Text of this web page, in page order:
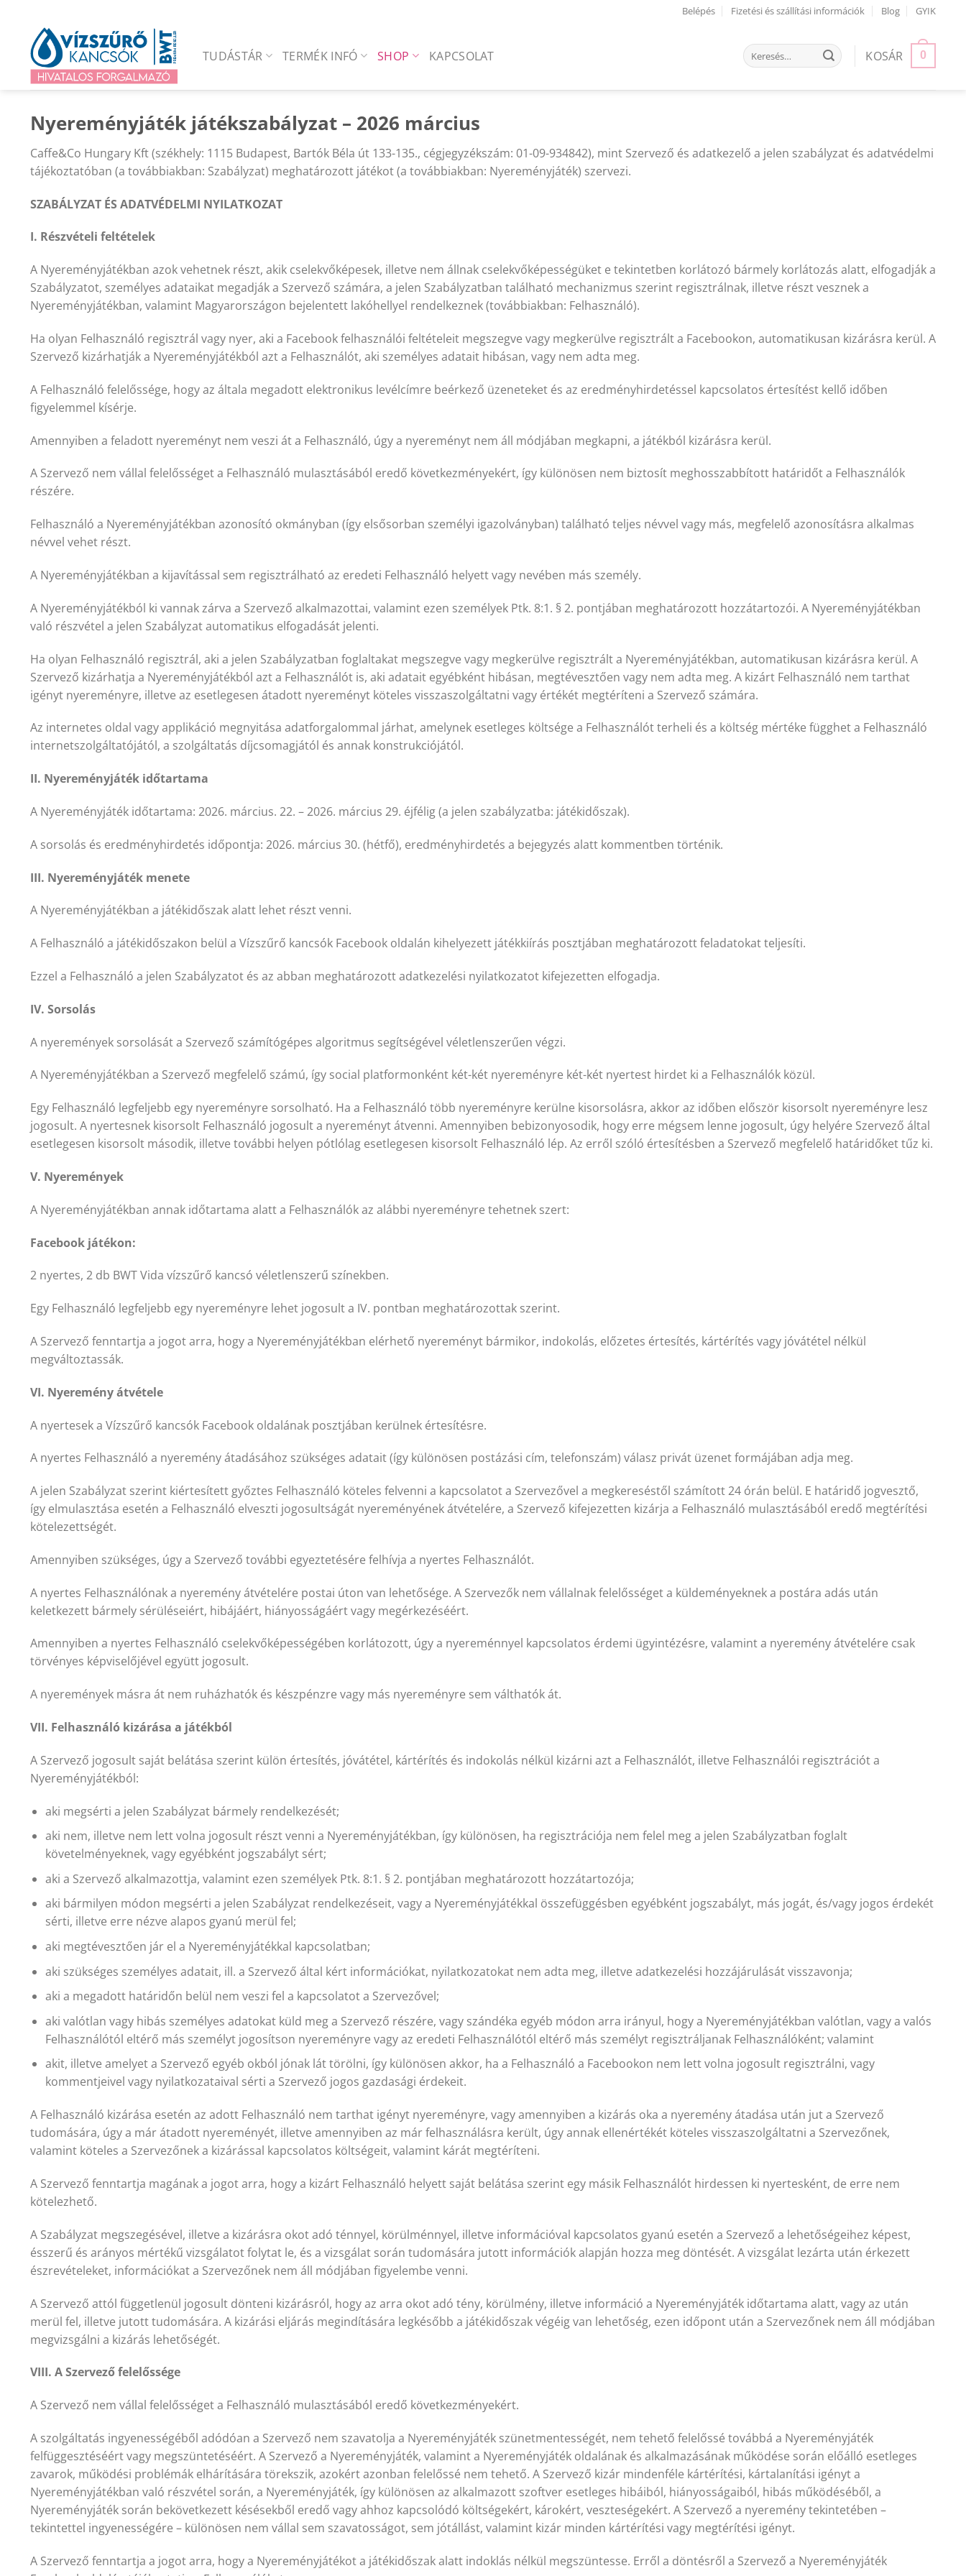
content
Belépés Fizetési és szállítási információk Blog GYIK
TUDÁSTÁR TERMÉK INFÓ SHOP KAPCSOLAT
Keresés
a
KOSÁR 0
Nyereményjáték játékszabályzat – 2026 március
Caffe&Co Hungary Kft (székhely: 1115 Budapest, Bartók Béla út 133-135., cégjegyzékszám: 01-09-934842), mint Szervező és adatkezelő a jelen szabályzat és adatvédelmi
tájékoztatóban (a továbbiakban: Szabályzat) meghatározott játékot (a továbbiakban: Nyereményjáték) szervezi.
SZABÁLYZAT ÉS ADATVÉDELMI NYILATKOZAT
I. Részvételi feltételek
A Nyereményjátékban azok vehetnek részt, akik cselekvőképesek, illetve nem állnak cselekvőképességüket e tekintetben korlátozó bármely korlátozás alatt, elfogadják a
Szabályzatot, személyes adataikat megadják a Szervező számára, a jelen Szabályzatban található mechanizmus szerint regisztrálnak, illetve részt vesznek a
Nyereményjátékban, valamint Magyarországon bejelentett lakóhellyel rendelkeznek (továbbiakban: Felhasználó).
Ha olyan Felhasználó regisztrál vagy nyer, aki a Facebook felhasználói feltételeit megszegve vagy megkerülve regisztrált a Facebookon, automatikusan kizárásra kerül. A
Szervező kizárhatják a Nyereményjátékból azt a Felhasználót, aki személyes adatait hibásan, vagy nem adta meg.
A Felhasználó felelőssége, hogy az általa megadott elektronikus levélcímre beérkező üzeneteket és az eredményhirdetéssel kapcsolatos értesítést kellő időben
figyelemmel kísérje.
Amennyiben a feladott nyereményt nem veszi át a Felhasználó, úgy a nyereményt nem áll módjában megkapni, a játékból kizárásra kerül.
A Szervező nem vállal felelősséget a Felhasználó mulasztásából eredő következményekért, így különösen nem biztosít meghosszabbított határidőt a Felhasználók
részére.
Felhasználó a Nyereményjátékban azonosító okmányban (így elsősorban személyi igazolványban) található teljes névvel vagy más, megfelelő azonosításra alkalmas
névvel vehet részt.
A Nyereményjátékban a kijavítással sem regisztrálható az eredeti Felhasználó helyett vagy nevében más személy.
A Nyereményjátékból ki vannak zárva a Szervező alkalmazottai, valamint ezen személyek Ptk. 8:1. § 2. pontjában meghatározott hozzátartozói. A Nyereményjátékban
való részvétel a jelen Szabályzat automatikus elfogadását jelenti.
Ha olyan Felhasználó regisztrál, aki a jelen Szabályzatban foglaltakat megszegve vagy megkerülve regisztrált a Nyereményjátékban, automatikusan kizárásra kerül. A
Szervező kizárhatja a Nyereményjátékból azt a Felhasználót is, aki adatait egyébként hibásan, megtévesztően vagy nem adta meg. A kizárt Felhasználó nem tarthat
igényt nyereményre, illetve az esetlegesen átadott nyereményt köteles visszaszolgáltatni vagy értékét megtéríteni a Szervező számára.
Az internetes oldal vagy applikáció megnyitása adatforgalommal járhat, amelynek esetleges költsége a Felhasználót terheli és a költség mértéke függhet a Felhasználó
internetszolgáltatójától, a szolgáltatás díjcsomagjától és annak konstrukciójától.
II. Nyereményjáték időtartama
A Nyereményjáték időtartama: 2026. március. 22. – 2026. március 29. éjfélig (a jelen szabályzatba: játékidőszak).
A sorsolás és eredményhirdetés időpontja: 2026. március 30. (hétfő), eredményhirdetés a bejegyzés alatt kommentben történik.
III. Nyereményjáték menete
A Nyereményjátékban a játékidőszak alatt lehet részt venni.
A Felhasználó a játékidőszakon belül a Vízszűrő kancsók Facebook oldalán kihelyezett játékkiírás posztjában meghatározott feladatokat teljesíti.
Ezzel a Felhasználó a jelen Szabályzatot és az abban meghatározott adatkezelési nyilatkozatot kifejezetten elfogadja.
IV. Sorsolás
A nyeremények sorsolását a Szervező számítógépes algoritmus segítségével véletlenszerűen végzi.
A Nyereményjátékban a Szervező megfelelő számú, így social platformonként két-két nyereményre két-két nyertest hirdet ki a Felhasználók közül.
Egy Felhasználó legfeljebb egy nyereményre sorsolható. Ha a Felhasználó több nyereményre kerülne kisorsolásra, akkor az időben először kisorsolt nyereményre lesz
jogosult. A nyertesnek kisorsolt Felhasználó jogosult a nyereményt átvenni. Amennyiben bebizonyosodik, hogy erre mégsem lenne jogosult, úgy helyére Szervező által
esetlegesen kisorsolt második, illetve további helyen pótlólag esetlegesen kisorsolt Felhasználó lép. Az erről szóló értesítésben a Szervező megfelelő határidőket tűz ki.
V. Nyeremények
A Nyereményjátékban annak időtartama alatt a Felhasználók az alábbi nyereményre tehetnek szert:
Facebook játékon:
2 nyertes, 2 db BWT Vida vízszűrő kancsó véletlenszerű színekben.
Egy Felhasználó legfeljebb egy nyereményre lehet jogosult a IV. pontban meghatározottak szerint.
A Szervező fenntartja a jogot arra, hogy a Nyereményjátékban elérhető nyereményt bármikor, indokolás, előzetes értesítés, kártérítés vagy jóvátétel nélkül
megváltoztassák.
VI. Nyeremény átvétele
A nyertesek a Vízszűrő kancsók Facebook oldalának posztjában kerülnek értesítésre.
A nyertes Felhasználó a nyeremény átadásához szükséges adatait (így különösen postázási cím, telefonszám) válasz privát üzenet formájában adja meg.
A jelen Szabályzat szerint kiértesített győztes Felhasználó köteles felvenni a kapcsolatot a Szervezővel a megkereséstől számított 24 órán belül. E határidő jogvesztő,
így elmulasztása esetén a Felhasználó elveszti jogosultságát nyereményének átvételére, a Szervező kifejezetten kizárja a Felhasználó mulasztásából eredő megtérítési
kötelezettségét.
Amennyiben szükséges, úgy a Szervező további egyeztetésére felhívja a nyertes Felhasználót.
A nyertes Felhasználónak a nyeremény átvételére postai úton van lehetősége. A Szervezők nem vállalnak felelősséget a küldeményeknek a postára adás után
keletkezett bármely sérüléseiért, hibájáért, hiányosságáért vagy megérkezéséért.
Amennyiben a nyertes Felhasználó cselekvőképességében korlátozott, úgy a nyereménnyel kapcsolatos érdemi ügyintézésre, valamint a nyeremény átvételére csak
törvényes képviselőjével együtt jogosult.
A nyeremények másra át nem ruházhatók és készpénzre vagy más nyereményre sem válthatók át.
VII. Felhasználó kizárása a játékból
A Szervező jogosult saját belátása szerint külön értesítés, jóvátétel, kártérítés és indokolás nélkül kizárni azt a Felhasználót, illetve Felhasználói regisztrációt a
Nyereményjátékból:
aki megsérti a jelen Szabályzat bármely rendelkezését;
aki nem, illetve nem lett volna jogosult részt venni a Nyereményjátékban, így különösen, ha regisztrációja nem felel meg a jelen Szabályzatban foglalt
követelményeknek, vagy egyébként jogszabályt sért;
aki a Szervező alkalmazottja, valamint ezen személyek Ptk. 8:1. § 2. pontjában meghatározott hozzátartozója;
aki bármilyen módon megsérti a jelen Szabályzat rendelkezéseit, vagy a Nyereményjátékkal összefüggésben egyébként jogszabályt, más jogát, és/vagy jogos érdekét
sérti, illetve erre nézve alapos gyanú merül fel;
aki megtévesztően jár el a Nyereményjátékkal kapcsolatban;
aki szükséges személyes adatait, ill. a Szervező által kért információkat, nyilatkozatokat nem adta meg, illetve adatkezelési hozzájárulását visszavonja;
aki a megadott határidőn belül nem veszi fel a kapcsolatot a Szervezővel;
aki valótlan vagy hibás személyes adatokat küld meg a Szervező részére, vagy szándéka egyéb módon arra irányul, hogy a Nyereményjátékban valótlan, vagy a valós
Felhasználótól eltérő más személyt jogosítson nyereményre vagy az eredeti Felhasználótól eltérő más személyt regisztráljanak Felhasználóként; valamint
akit, illetve amelyet a Szervező egyéb okból jónak lát törölni, így különösen akkor, ha a Felhasználó a Facebookon nem lett volna jogosult regisztrálni, vagy
kommentjeivel vagy nyilatkozataival sérti a Szervező jogos gazdasági érdekeit.
A Felhasználó kizárása esetén az adott Felhasználó nem tarthat igényt nyereményre, vagy amennyiben a kizárás oka a nyeremény átadása után jut a Szervező
tudomására, úgy a már átadott nyereményét, illetve amennyiben az már felhasználásra került, úgy annak ellenértékét köteles visszaszolgáltatni a Szervezőnek,
valamint köteles a Szervezőnek a kizárással kapcsolatos költségeit, valamint kárát megtéríteni.
A Szervező fenntartja magának a jogot arra, hogy a kizárt Felhasználó helyett saját belátása szerint egy másik Felhasználót hirdessen ki nyertesként, de erre nem
kötelezhető.
A Szabályzat megszegésével, illetve a kizárásra okot adó ténnyel, körülménnyel, illetve információval kapcsolatos gyanú esetén a Szervező a lehetőségeihez képest,
ésszerű és arányos mértékű vizsgálatot folytat le, és a vizsgálat során tudomására jutott információk alapján hozza meg döntését. A vizsgálat lezárta után érkezett
észrevételeket, információkat a Szervezőnek nem áll módjában figyelembe venni.
A Szervező attól függetlenül jogosult dönteni kizárásról, hogy az arra okot adó tény, körülmény, illetve információ a Nyereményjáték időtartama alatt, vagy az után
merül fel, illetve jutott tudomására. A kizárási eljárás megindítására legkésőbb a játékidőszak végéig van lehetőség, ezen időpont után a Szervezőnek nem áll módjában
megvizsgálni a kizárás lehetőségét.
VIII. A Szervező felelőssége
A Szervező nem vállal felelősséget a Felhasználó mulasztásából eredő következményekért.
A szolgáltatás ingyenességéből adódóan a Szervező nem szavatolja a Nyereményjáték szünetmentességét, nem tehető felelőssé továbbá a Nyereményjáték
felfüggesztéséért vagy megszüntetéséért. A Szervező a Nyereményjáték, valamint a Nyereményjáték oldalának és alkalmazásának működése során előálló esetleges
zavarok, működési problémák elhárítására törekszik, azokért azonban felelőssé nem tehető. A Szervező kizár mindenféle kártérítési, kártalanítási igényt a
Nyereményjátékban való részvétel során, a Nyereményjáték, így különösen az alkalmazott szoftver esetleges hibáiból, hiányosságaiból, hibás működéséből, a
Nyereményjáték során bekövetkezett késésekből eredő vagy ahhoz kapcsolódó költségekért, károkért, veszteségekért. A Szervező a nyeremény tekintetében –
tekintettel ingyenességére – különösen nem vállal sem szavatosságot, sem jótállást, valamint kizár minden kártérítési vagy megtérítési igényt.
A Szervező fenntartja a jogot arra, hogy a Nyereményjátékot a játékidőszak alatt indoklás nélkül megszüntesse. Erről a döntésről a Szervező a Nyereményjáték